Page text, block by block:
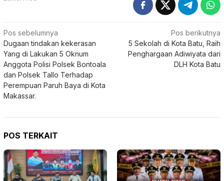
Navigasi
pos
Pos sebelumnya
Dugaan tindakan kekerasan
Yang di Lakukan 5 Oknum
Anggota Polisi Polsek Bontoala
dan Polsek Tallo Terhadap
Perempuan Paruh Baya di Kota
Makassar.
Pos berikutnya
5 Sekolah di Kota Batu, Raih
Penghargaan Adiwiyata dari
DLH Kota Batu
POS TERKAIT